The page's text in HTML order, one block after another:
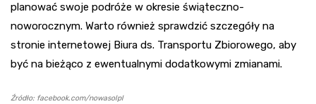
planować swoje podróże w okresie świąteczno-
noworocznym. Warto również sprawdzić szczegóły na
stronie internetowej Biura ds. Transportu Zbiorowego, aby
być na bieżąco z ewentualnymi dodatkowymi zmianami.
Źródło: facebook.com/nowasolpl